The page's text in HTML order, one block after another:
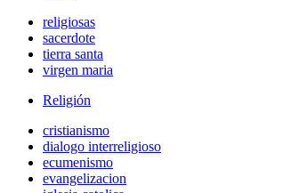
religiosas
sacerdote
tierra santa
virgen maria
Religión
cristianismo
dialogo interreligioso
ecumenismo
evangelizacion